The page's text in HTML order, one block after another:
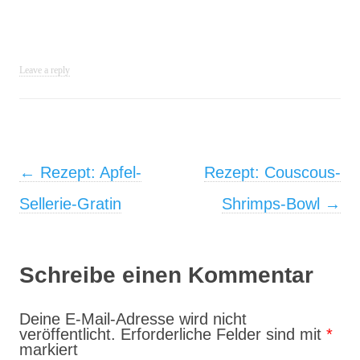
Leave a reply
Post navigation
← Rezept: Apfel-
Sellerie-Gratin
Rezept: Couscous-
Shrimps-Bowl →
Schreibe einen Kommentar
Deine E-Mail-Adresse wird nicht
veröffentlicht. Erforderliche Felder sind mit *
markiert